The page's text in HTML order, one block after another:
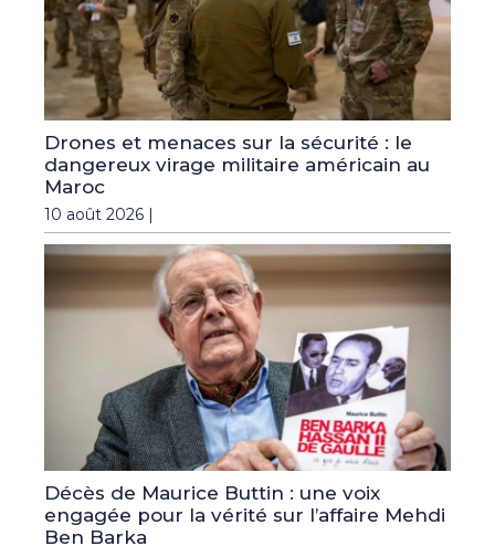
Drones et menaces sur la sécurité : le
dangereux virage militaire américain au
Maroc
10 août 2026 |
Décès de Maurice Buttin : une voix
engagée pour la vérité sur l’affaire Mehdi
Ben Barka